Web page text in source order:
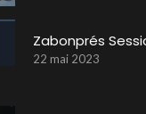
Zabonprés
22 mai 2023